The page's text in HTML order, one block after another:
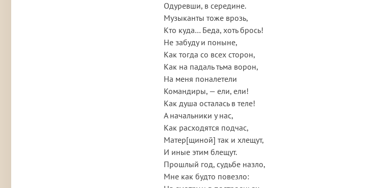
Одуревши, в середине.
Музыканты тоже врозь,
Кто куда… Беда, хоть брось!
Не забуду и поныне,
Как тогда со всех сторон,
Как на падаль тьма ворон,
На меня поналетели
Командиры, — ели, ели!
Как душа осталась в теле!
А начальники у нас,
Как расходятся подчас,
Матер[щиной] так и хлещут,
И иные этим блещут.
Прошлый год, судьбе назло,
Мне как будто повезло: